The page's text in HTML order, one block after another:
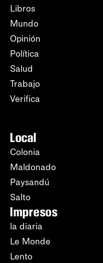
Libros
Mundo
Opinión
Política
Salud
Trabajo
Verifica
Local
Colonia
Maldonado
Paysandú
Salto
Impresos
la diaria
Le Monde
Lento